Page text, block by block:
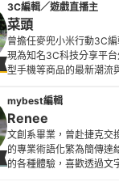
3C編輯／遊戲直播主
菜頭
曾擔任麥兜小米行動3C
現為知名3C科技分享平
型手機等商品的最新潮流
mybest編輯
Renee
文創系畢業，曾赴捷克交
的專業術語化繁為簡傳達
的各種體驗，喜歡透過文